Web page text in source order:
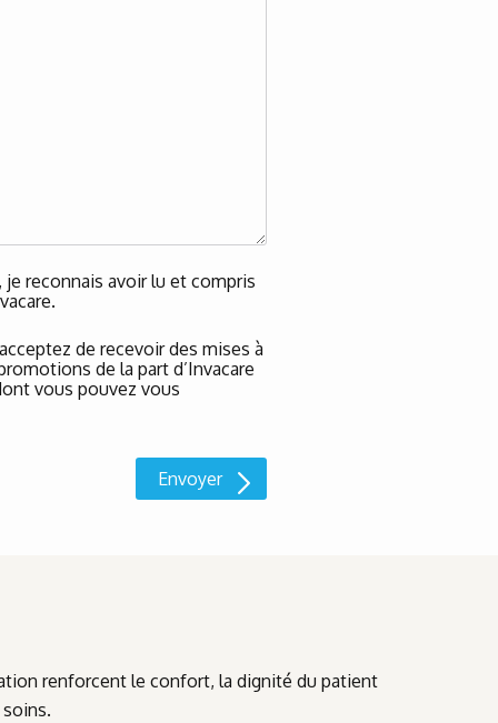
reconnais avoir lu et compris
de recevoir des mises à
de la part d’Invacare
vous pouvez vous
renforcent le confort, la dignité du patient